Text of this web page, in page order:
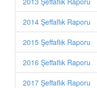
2014 Şeffaflık Raporu
2015 Şeffaflık Raporu
2016 Şeffaflık Raporu
2017 Şeffaflık Raporu